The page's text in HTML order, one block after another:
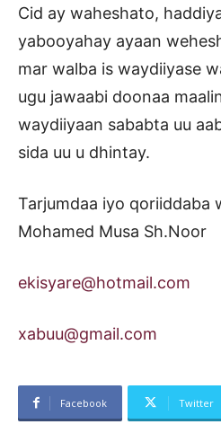
Cid ay waheshato,
yabooyahay ayaan
mar walba is waydiiyase
ugu jawaabi doonaa
waydiiyaan sababta uu
sida uu u dhintay.
Tarjumdaa iyo qoriiddaba
Mohamed Musa Sh.Noor
ekisyare@hotmail.com
xabuu@gmail.com
Facebook Twitter